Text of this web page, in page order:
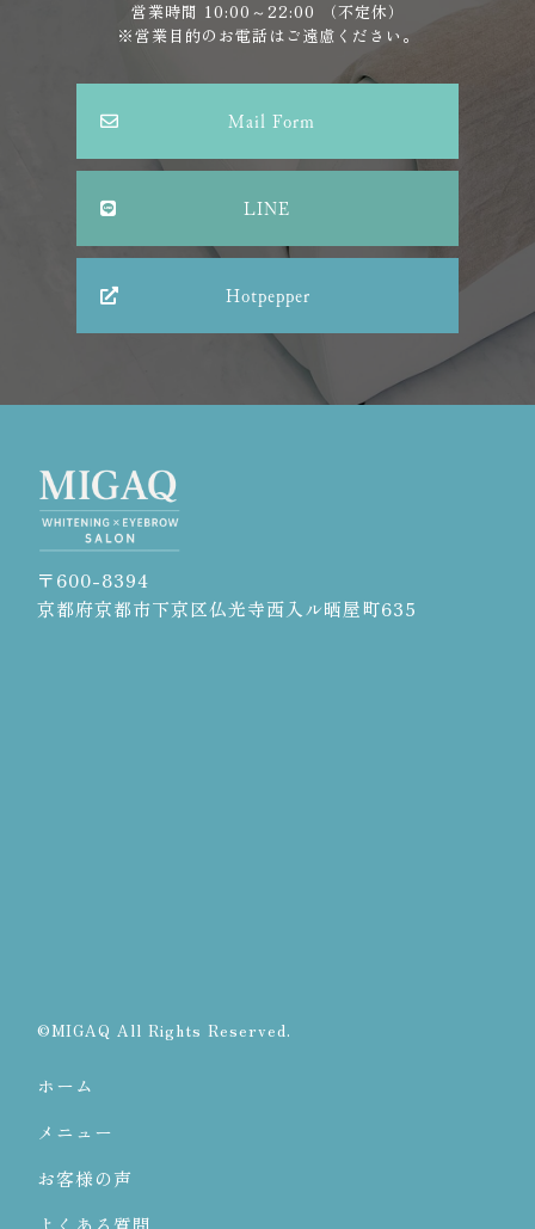
営業時間 10:00～22:00 （不定休）
※営業目的のお電話はご遠慮ください。
Mail Form
LINE
Hotpepper
〒600-8394
京都府京都市下京区仏光寺西入ル晒屋町635
©MIGAQ All Rights Reserved.
ホーム
メニュー
お客様の声